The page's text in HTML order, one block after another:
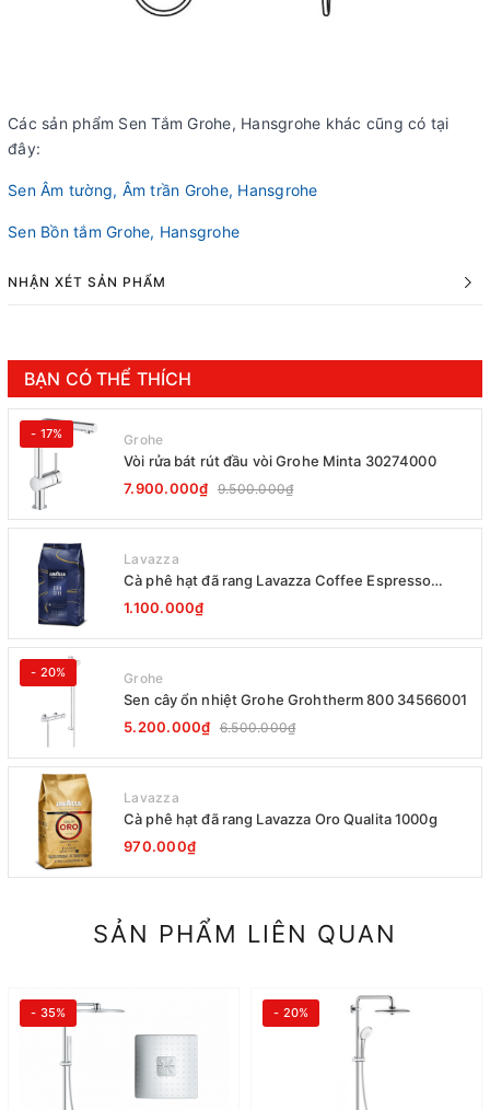
Các sản phẩm Sen Tắm Grohe, Hansgrohe khác cũng có tại
đây:
Sen Âm tường, Âm trần Grohe, Hansgrohe
Sen Bồn tắm Grohe, Hansgrohe
NHẬN XÉT SẢN PHẨM
BẠN CÓ THỂ THÍCH
- 17% Grohe
Vòi rửa bát rút đầu vòi Grohe Minta 30274000
7.900.000₫ 9.500.000₫
Lavazza
Cà phê hạt đã rang Lavazza Coffee Espresso
Super Crema 1000g Date 12-2027
1.100.000₫
- 20% Grohe
Sen cây ổn nhiệt Grohe Grohtherm 800 34566001
5.200.000₫ 6.500.000₫
Lavazza
Cà phê hạt đã rang Lavazza Oro Qualita 1000g
970.000₫
SẢN PHẨM LIÊN QUAN
- 35% - 20%